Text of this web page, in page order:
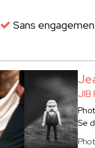
Sans
JIB
Se